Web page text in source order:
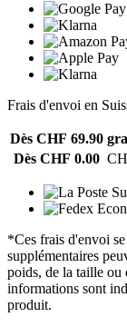
Frais d'envoi en
Dès CHF 69.90
Dès CHF 0.00
*Ces frais d'envoi
supplémentaires
poids, de la taille ou
informations sont
produit.